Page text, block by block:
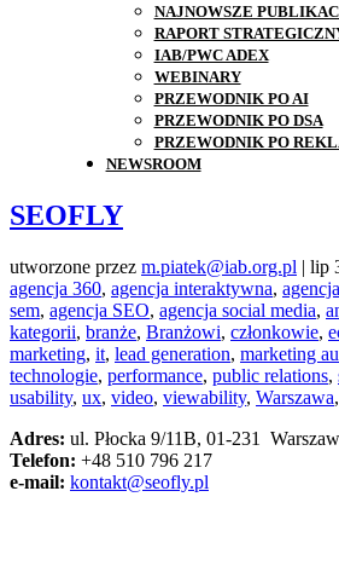
NAJNOWSZE
RAPORT
IAB/PWC ADEX
WEBINARY
PRZEWODNIK PO AI
PRZEWODNIK PO DSA
PRZEWODNIK PO
NEWSROOM
SEOFLY
utworzone przez m.piatek@iab.org.pl | lip
agencja 360, agencja interaktywna,
sem, agencja SEO, agencja social media,
kategorii, branże, Branżowi, członkowie,
marketing, it, lead generation, marketing
technologie, performance, public relations,
usability, ux, video, viewability, Warszawa,
Adres: ul. Płocka 9/11B, 01-231
Telefon: +48 510 796 217
e-mail: kontakt@seofly.pl